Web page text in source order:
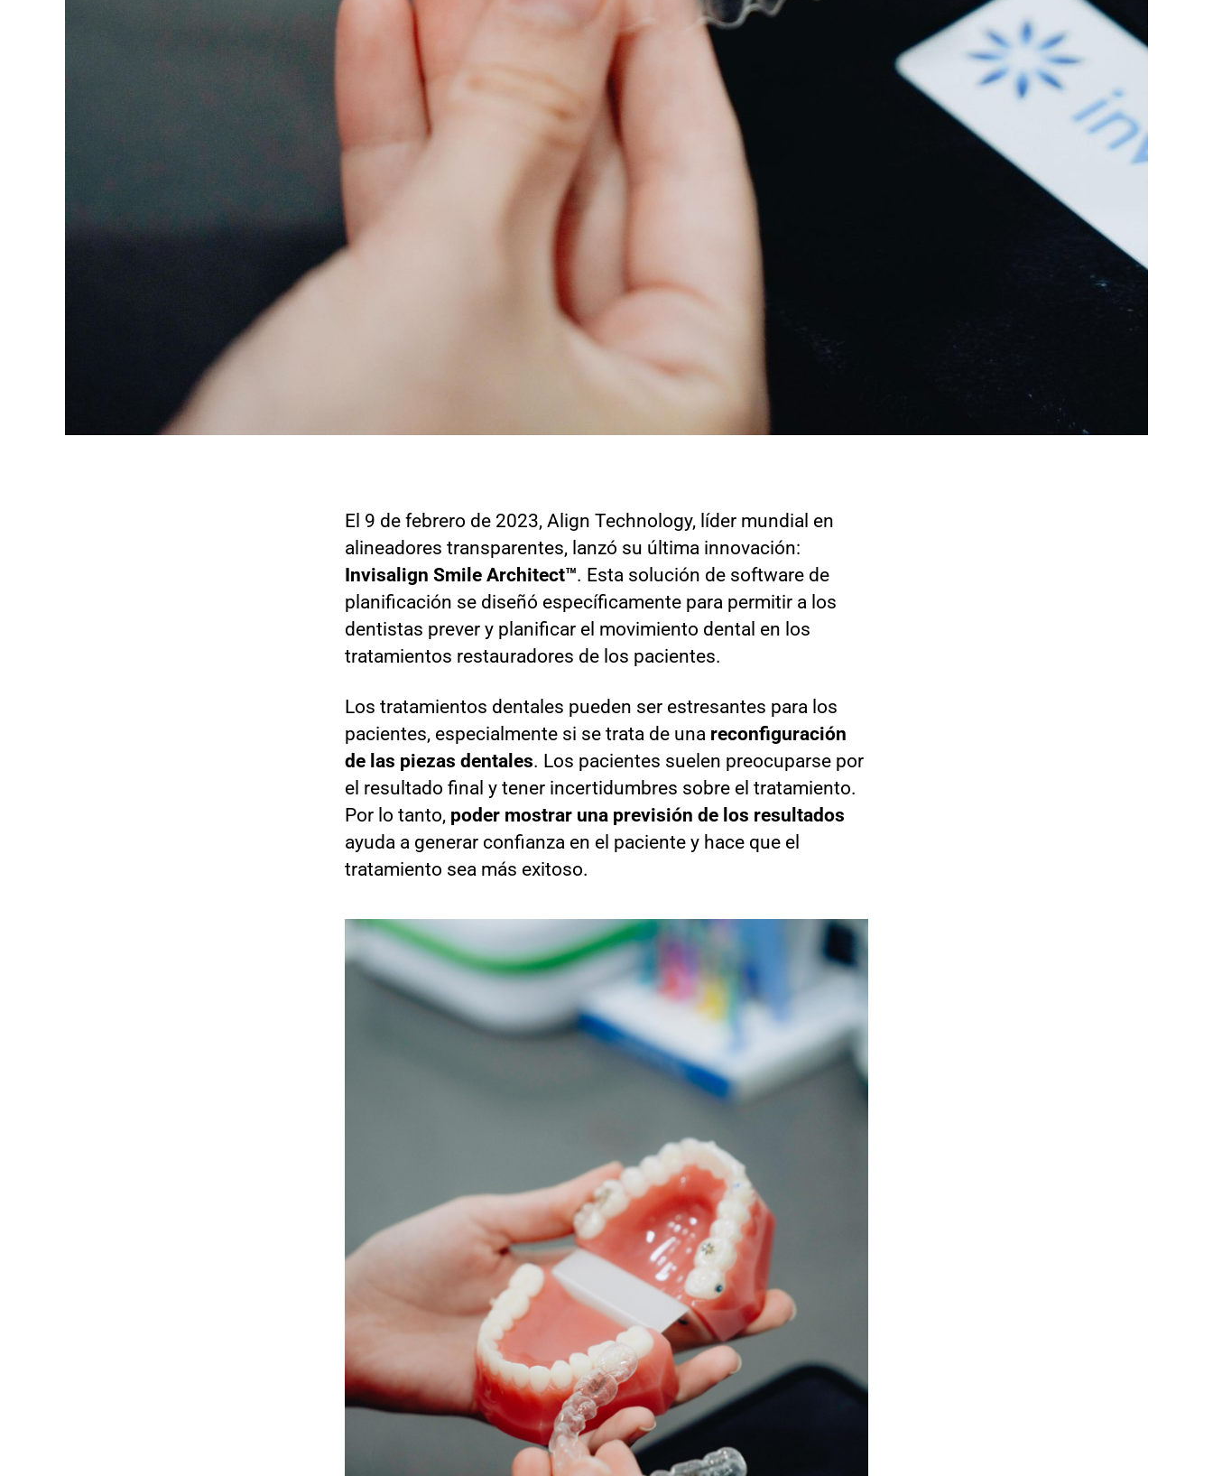
El 9 de febrero de 2023, Align Technology, líder mundial en
alineadores transparentes, lanzó su última innovación:
Invisalign Smile Architect™. Esta solución de software de
planificación se diseñó específicamente para permitir a los
dentistas prever y planificar el movimiento dental en los
tratamientos restauradores de los pacientes.
Los tratamientos dentales pueden ser estresantes para los
pacientes, especialmente si se trata de una reconfiguración
de las piezas dentales. Los pacientes suelen preocuparse por
el resultado final y tener incertidumbres sobre el tratamiento.
Por lo tanto, poder mostrar una previsión de los resultados
ayuda a generar confianza en el paciente y hace que el
tratamiento sea más exitoso.